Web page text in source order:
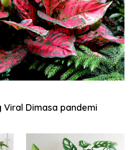
Viral Dimasa pandemi